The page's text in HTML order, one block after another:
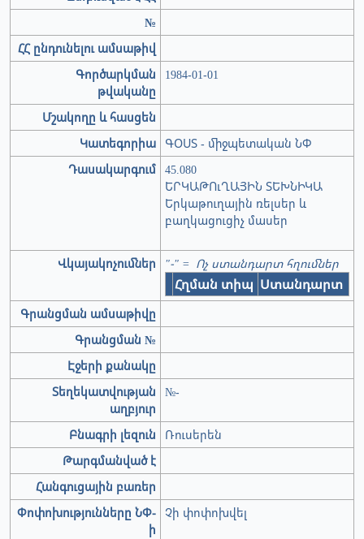
№
ՀՀ ընդունելու ամսաթիվ
Գործարկման
թվականը
1984-01-01
Մշակողը և հասցեն
Կատեգորիա
ԳՕՍՏ - միջպետական ՆՓ
Դասակարգում 45.080
ԵՐԿԱԹՈւՂԱՅԻՆ ՏԵԽՆԻԿԱ
Երկաթուղային ռելսեր և
բաղկացուցիչ մասեր
Վկայակոչումներ "-" = Ոչ ստանդարտ հղումներ
Հղման տիպ Ստանդարտ
Գրանցման ամսաթիվը
Գրանցման №
Էջերի քանակը
Տեղեկատվության
աղբյուր
№-
Բնագրի լեզուն
Ռուսերեն
Թարգմանված է
Հանգուցային բառեր
Փոփոխությունները ՆՓ-
ի
Չի փոփոխվել